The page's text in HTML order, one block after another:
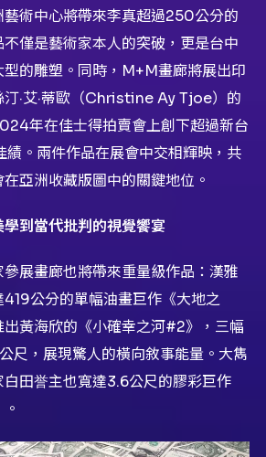
術中心將帶來李真超過250公分的
僅是藝術家本人的突破，更是台中
的雕塑。同時，M+M畫廊將展出印
汀·艾·蒂歐（Christine Ay Tjoe）的
年在佳士得拍賣會上創下超過新台
。兩件作品在展會中交相輝映，共
亞洲收藏版圖中的關鍵地位。
到當代批判的視覺饗宴
展畫廊也將帶來重量級作品：漢雅
公分的單幅油畫巨作《大地之
黃海欣的《小確幸之河#2》，三幅
尺，展現驚人的橫向敘事能量。大雋
田誉主也寬達3.6公尺的膠彩巨作